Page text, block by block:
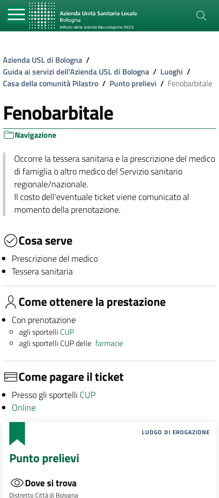
Azienda USL di Bologna /
Guida ai servizi dell'Azienda USL di Bologna / Luoghi /
Casa della comunità Pilastro / Punto prelievi / Fenobarbitale
Fenobarbitale
Navigazione
Occorre la tessera sanitaria e la prescrizione del medico
di famiglia o altro medico del Servizio sanitario
regionale/nazionale.
Il costo dell'eventuale ticket viene comunicato al
momento della prenotazione.
Cosa serve
Prescrizione del medico
Tessera sanitaria
Come ottenere la prestazione
Con prenotazione
agli sportelli CUP
agli sportelli CUP dellefarmacie
Come pagare il ticket
Presso gli sportelli CUP
Online
LUOGO DI EROGAZIONE
Punto prelievi
Dove si trova
Distretto Città di Bologna